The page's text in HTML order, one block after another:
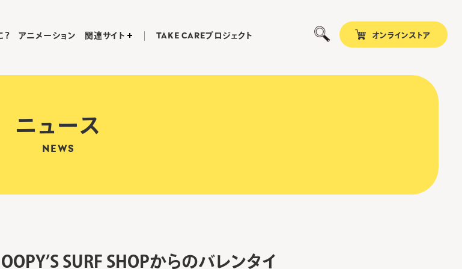
オンラインストア
？ アニメーション 関連サイト TAKE CAREプロジェクト
ニュース
NEWS
SURF SHOPからのバレンタイ